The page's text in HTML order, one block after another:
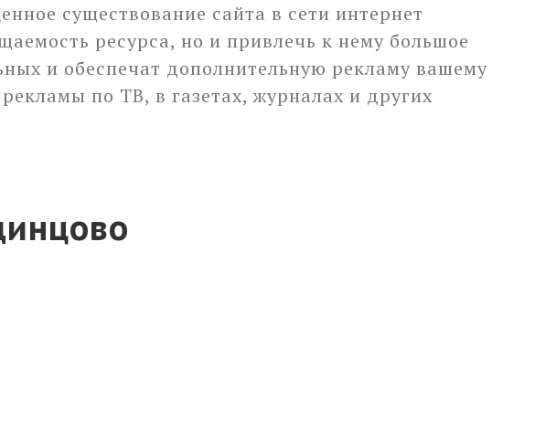
существование сайта в сети интернет
ресурса, но и привлечь к нему большое
и обеспечат дополнительную рекламу вашему
по ТВ, в газетах, журналах и других